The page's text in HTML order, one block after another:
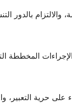
بالدور
المخططة
حرية التعبير،